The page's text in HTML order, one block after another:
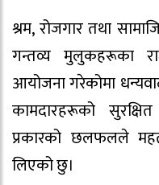
श्रम, रोजगार तथा
गन्तव्य मुलुकहरूका
आयोजना गरेकोमा
कामदारहरूको
प्रकारको छलफलले
लिएको छु।